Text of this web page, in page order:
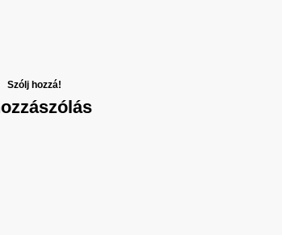
Szólj hozzá!